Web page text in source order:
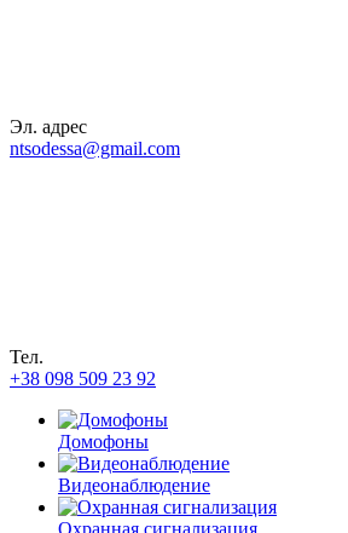
Эл. адрес
ntsodessa@gmail.com
Тел.
+38 098 509 23 92
Домофоны
Видеонаблюдение
Охранная сигнализация